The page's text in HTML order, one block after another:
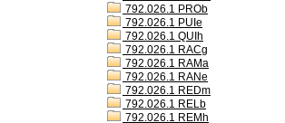
792.026.1 PROb
792.026.1 PUIe
792.026.1 QUIh
792.026.1 RACg
792.026.1 RAMa
792.026.1 RANe
792.026.1 REDm
792.026.1 RELb
792.026.1 REMh